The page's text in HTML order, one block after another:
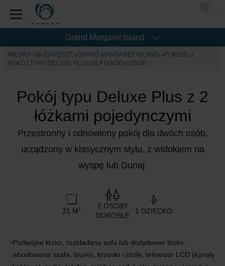
Grand Margaret Island
WĘGRY BUDAPESZT GRAND MARGARET ISLAND
POKOJE
POKÓJ TYPU DELUXE PLUS DLA DWÓCH OSÓB
Pokój typu Deluxe Plus z 2
łóżkami pojedynczymi
Przestronny i odnowiony pokój dla dwóch osób,
urządzony w klasycznym stylu, z widokiem na
wyspę lub Dunaj.
31 M2
2 OSOBY
DOROSŁE
1 DZIECKO
Podwójne łóżko, rozkładana sofa lub dodatkowe łóżko,
wbudowana szafa, biurko, krzesło i stolik, telewizor LCD (kanały